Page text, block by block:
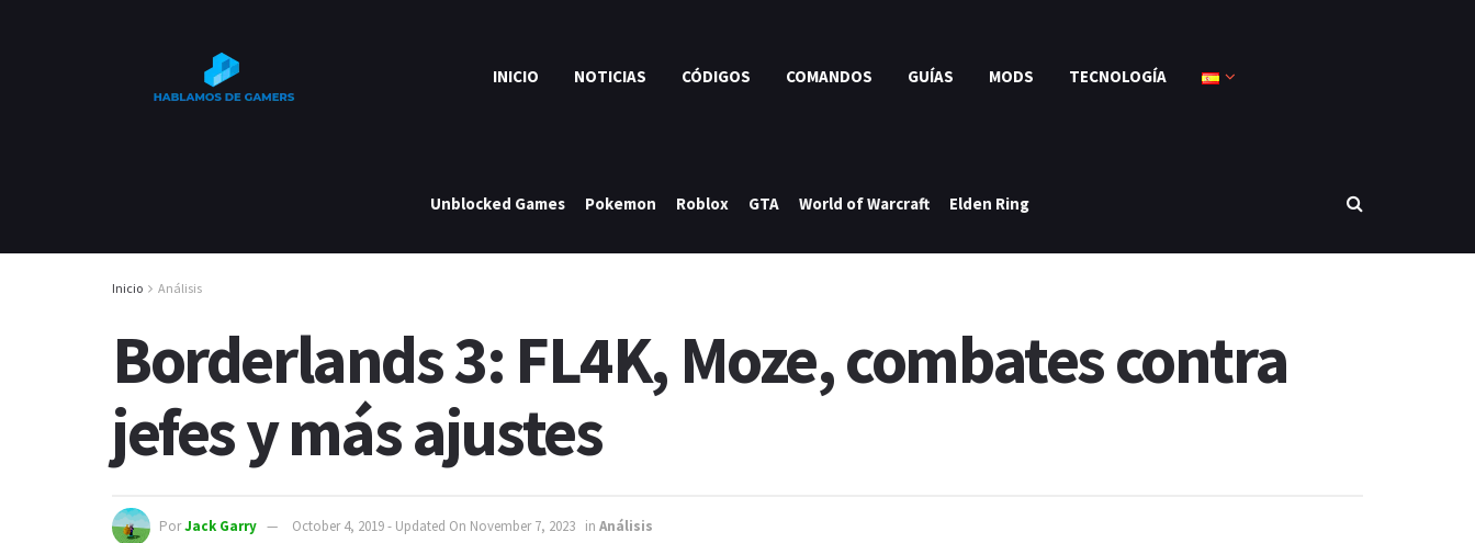
INICIO NOTICIAS CÓDIGOS COMANDOS GUÍAS MODS TECNOLOGÍA
Unblocked Games Pokemon Roblox GTA World of Warcraft Elden Ring
Inicio Análisis
Borderlands 3: FL4K, Moze, combates contra
jefes y más ajustes
PorJack Garry October 4, 2019 - Updated On November 7, 2023 in Análisis